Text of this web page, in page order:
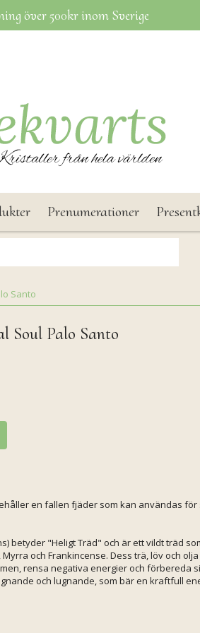
över 500kr inom Sverige
Prenumerationer
Santo
Soul Palo Santo
en fallen fjäder som kan användas för
betyder "Heligt Träd" och är ett vildt träd
och Frankincense. Dess trä, löv och
rensa negativa energier och förbereda
och lugnande, som bär en kraftfull